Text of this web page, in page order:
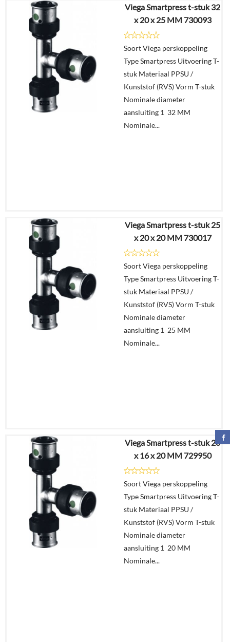
€31,59
€23,26
Details
winkelmand
Viega Smartpress t-stuk 32
x 20 x 25 MM 730093
Soort Viega perskoppeling
Type Smartpress Uitvoering T-
stuk Materiaal PPSU /
Kunststof (RVS) Vorm T-stuk
Nominale diameter
aansluiting 1 32 MM
Nominale...
€43,34
€28,74
Details
winkelmand
Viega Smartpress t-stuk 25
x 20 x 20 MM 730017
Soort Viega perskoppeling
Type Smartpress Uitvoering T-
stuk Materiaal PPSU /
Kunststof (RVS) Vorm T-stuk
Nominale diameter
aansluiting 1 25 MM
Nominale...
€30,61
€22,54
Details
winkelmand
Viega Smartpress t-stuk 20
x 16 x 20 MM 729950
Soort Viega perskoppeling
Type Smartpress Uitvoering T-
stuk Materiaal PPSU /
Kunststof (RVS) Vorm T-stuk
Nominale diameter
aansluiting 1 20 MM
Nominale...